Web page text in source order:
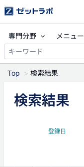
専門分野 メニュー
Top 検索結果
検索結果
登録日